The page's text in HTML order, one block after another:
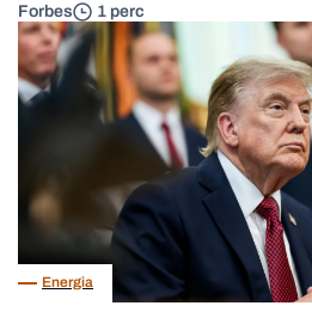
Forbes 1 perc
Energia